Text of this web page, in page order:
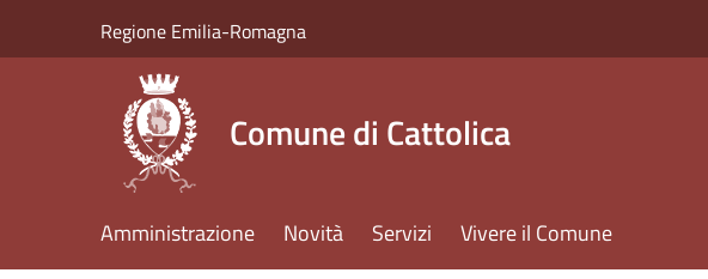
Regione Emilia-Romagna
Comune di Cattolica
Amministrazione Novità Servizi Vivere il Comune